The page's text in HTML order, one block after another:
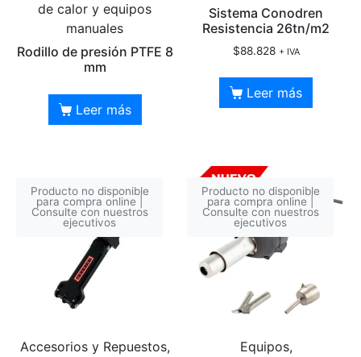
de calor y equipos
manuales
Rodillo de presión PTFE 8
mm
Leer más
Sistema Conodren
Resistencia 26tn/m2
$88.828 + IVA
Leer más
Producto no disponible
para compra online |
Consulte con nuestros
ejecutivos
Accesorios y Repuestos,
Producto no disponible
para compra online |
Consulte con nuestros
ejecutivos
Equipos,